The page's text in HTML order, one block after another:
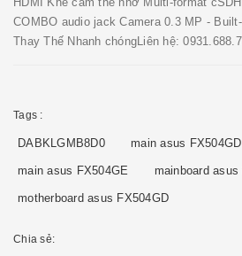
COMBO audio jack Camera 0.3 MP -
Thay Thế Nhanh chóngLiên hệ:
Tags :
DABKLGMB8D0 main asus FX504GD
main asus FX504GE mainboard asus
motherboard asus FX504GD
Chia sẻ: